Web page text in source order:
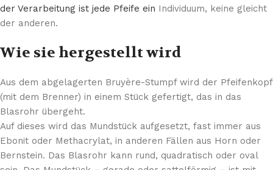
der Verarbeitung ist jede Pfeife ein Individuum, keine gleicht
der anderen.
Wie sie hergestellt wird
Aus dem abgelagerten Bruyère-Stumpf wird der Pfeifenkopf
(mit dem Brenner) in einem Stück gefertigt, das in das
Blasrohr übergeht.
Auf dieses wird das Mundstück aufgesetzt, fast immer aus
Ebonit oder Methacrylat, in anderen Fällen aus Horn oder
Bernstein. Das Blasrohr kann rund, quadratisch oder oval